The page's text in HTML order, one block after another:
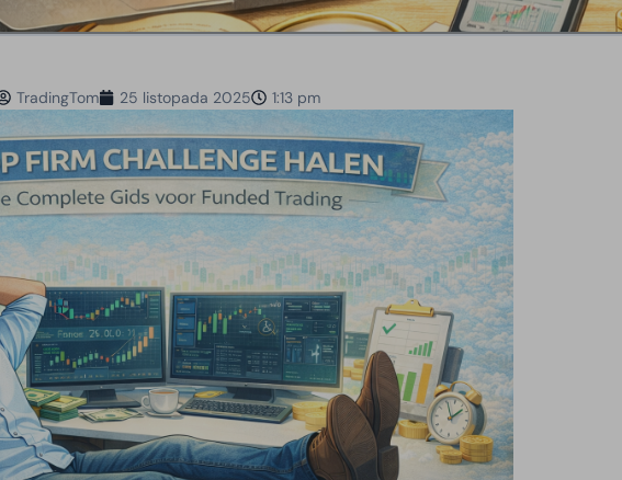
TradingTom 25 listopada 2025 1:13 pm